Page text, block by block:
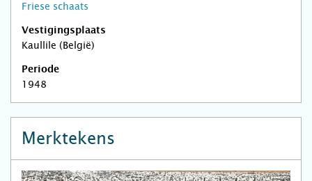
Friese schaats
Vestigingsplaats
Kaullile (België)
Periode
1948
Merktekens